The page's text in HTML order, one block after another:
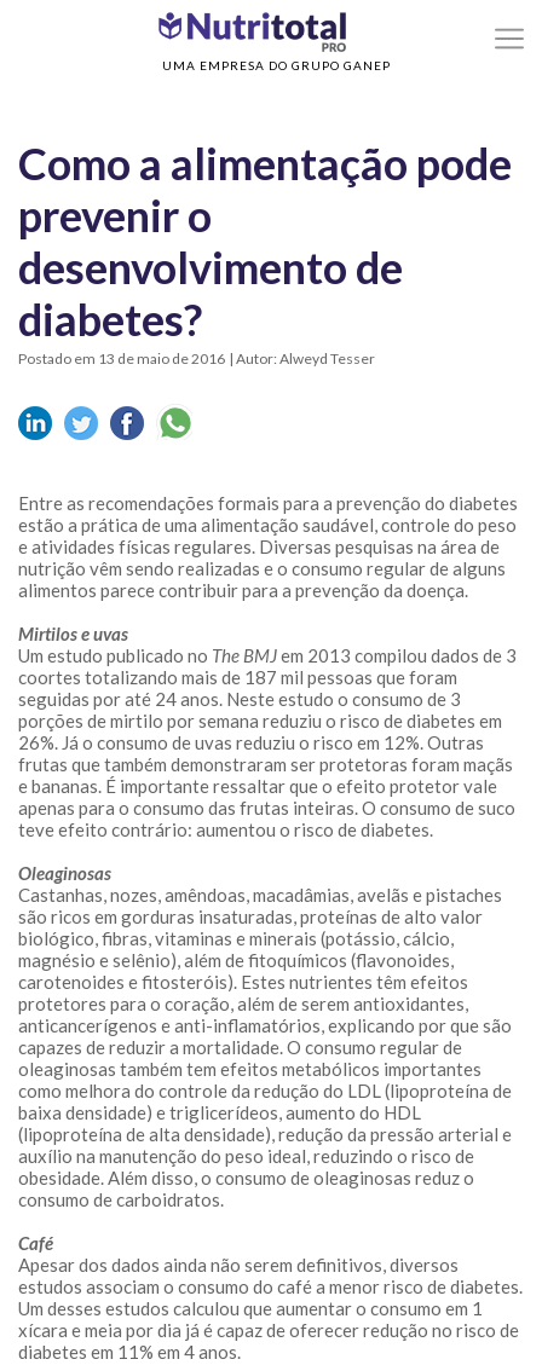
UMA EMPRESA DO GRUPO GANEP
Sem categoria> Como a alimentação pode prevenir o
Como a alimentação pode
prevenir o
desenvolvimento de
diabetes?
Postado em 13 de maio de 2016 | Autor: Alweyd Tesser
Entre as recomendações formais para a prevenção do diabetes
estão a prática de uma alimentação saudável, controle do peso
e atividades físicas regulares. Diversas pesquisas na área de
nutrição vêm sendo realizadas e o consumo regular de alguns
alimentos parece contribuir para a prevenção da doença.
Mirtilos e uvas
Um estudo publicado no The BMJem 2013 compilou dados de 3
coortes totalizando mais de 187 mil pessoas que foram
seguidas por até 24 anos. Neste estudo o consumo de 3
porções de mirtilo por semana reduziu o risco de diabetes em
26%. Já o consumo de uvas reduziu o risco em 12%. Outras
frutas que também demonstraram ser protetoras foram maçãs
e bananas. É importante ressaltar que o efeito protetor vale
apenas para o consumo das frutas inteiras. O consumo de suco
teve efeito contrário: aumentou o risco de diabetes.
Oleaginosas
Castanhas, nozes, amêndoas, macadâmias, avelãs e pistaches
são ricos em gorduras insaturadas, proteínas de alto valor
biológico, fibras, vitaminas e minerais (potássio, cálcio,
magnésio e selênio), além de fitoquímicos (flavonoides,
carotenoides e fitosteróis). Estes nutrientes têm efeitos
protetores para o coração, além de serem antioxidantes,
anticancerígenos e anti-inflamatórios, explicando por que são
capazes de reduzir a mortalidade. O consumo regular de
oleaginosas também tem efeitos metabólicos importantes
como melhora do controle da redução do LDL (lipoproteína de
baixa densidade) e triglicerídeos, aumento do HDL
(lipoproteína de alta densidade), redução da pressão arterial e
auxílio na manutenção do peso ideal, reduzindo o risco de
obesidade. Além disso, o consumo de oleaginosas reduz o
consumo de carboidratos.
Café
Apesar dos dados ainda não serem definitivos, diversos
estudos associam o consumo do café a menor risco de diabetes.
Um desses estudos calculou que aumentar o consumo em 1
xícara e meia por dia já é capaz de oferecer redução no risco de
diabetes em 11% em 4 anos.